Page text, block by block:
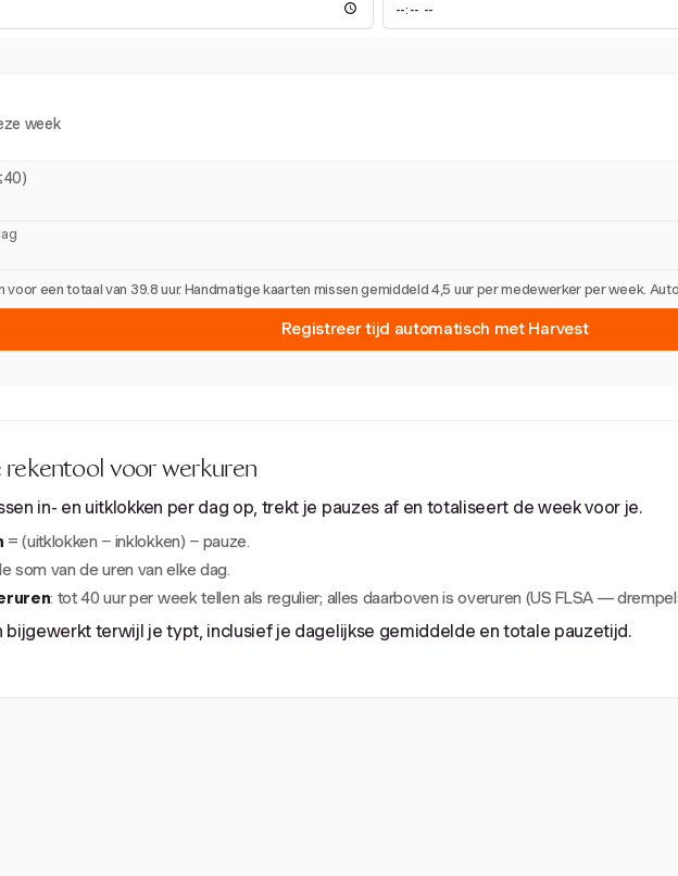
week
voor een totaal van 39.8 uur. Handmatige kaarten missen gemiddeld 4,5 uur per medewerker per week.
Registreer tijd automatisch met Harvest
voor werkuren
in- en uitklokken per dag op, trekt je pauzes af en totaliseert de week voor je.
= (uitklokken − inklokken) − pauze.
som van de uren van elke dag.
: tot 40 uur per week tellen als regulier; alles daarboven is overuren (US FLSA —
bijgewerkt terwijl je typt, inclusief je dagelijkse gemiddelde en totale pauzetijd.